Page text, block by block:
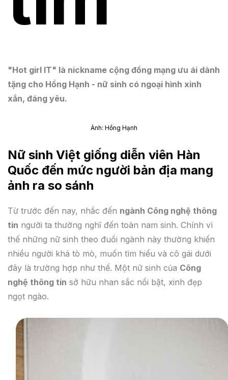
"Hot girl IT" là nickname cộng đồng mạng ưu ái dành
tặng cho Hồng Hạnh - nữ sinh có ngoại hình xinh
xắn, đáng yêu.
Ảnh: Hồng Hạnh
Nữ sinh Việt giống diễn viên Hàn
Quốc đến mức người bản địa mang
ảnh ra so sánh
Từ trước đến nay, nhắc đến ngành Công nghệ thông
tin người ta thường nghĩ đến toàn nam sinh. Chính vì
thế những nữ sinh theo đuổi ngành này thường khiến
nhiều người khá tò mò, muốn tìm hiểu và cô gái dưới
đây là trường hợp như thế. Một nữ sinh của Công
nghệ thông tin sở hữu nhan sắc nổi bật, xinh đẹp
ngọt ngào.